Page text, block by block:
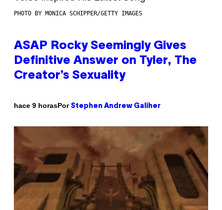
PHOTO BY MONICA SCHIPPER/GETTY IMAGES
ASAP Rocky Seemingly Gives
Definitive Answer on Tyler, The
Creator’s Sexuality
hace 9 horasPor Stephen Andrew Galiher